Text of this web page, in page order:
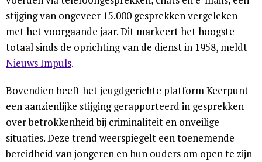
stijging van ongeveer 15.000 gesprekken vergeleken
met het voorgaande jaar. Dit markeert het hoogste
totaal sinds de oprichting van de dienst in 1958, meldt
Nieuws Impuls.
Bovendien heeft het jeugdgerichte platform Keerpunt
een aanzienlijke stijging gerapporteerd in gesprekken
over betrokkenheid bij criminaliteit en onveilige
situaties. Deze trend weerspiegelt een toenemende
bereidheid van jongeren en hun ouders om open te zijn